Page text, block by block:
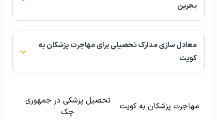
بحرین
معادل سازی مدارک تحصیلی برای مهاجرت پزشکان به
کویت
مهاجرت پزشکان به کویت
تحصیل پزشکی در جمهوری
چک